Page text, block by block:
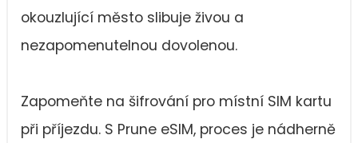
okouzlující město slibuje živou a
nezapomenutelnou dovolenou.
Zapomeňte na šifrování pro místní SIM kartu
při příjezdu. S Prune eSIM, proces je nádherně